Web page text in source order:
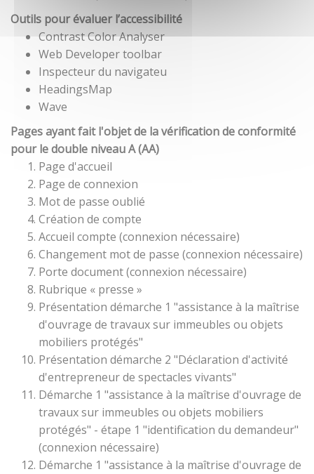
Outils pour évaluer l’accessibilité
Contrast Color Analyser
Web Developer toolbar
Inspecteur du navigateu
HeadingsMap
Wave
Pages ayant fait l'objet de la vérification de conformité
pour le double niveau A (AA)
Page d'accueil
Page de connexion
Mot de passe oublié
Création de compte
Accueil compte (connexion nécessaire)
Changement mot de passe (connexion nécessaire)
Porte document (connexion nécessaire)
Rubrique « presse »
Présentation démarche 1 "assistance à la maîtrise
d'ouvrage de travaux sur immeubles ou objets
mobiliers protégés"
Présentation démarche 2 "Déclaration d'activité
d'entrepreneur de spectacles vivants"
Démarche 1 "assistance à la maîtrise d'ouvrage de
travaux sur immeubles ou objets mobiliers
protégés" - étape 1 "identification du demandeur"
(connexion nécessaire)
Démarche 1 "assistance à la maîtrise d'ouvrage de